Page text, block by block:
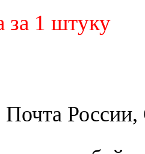
за 1 штуку
Почта